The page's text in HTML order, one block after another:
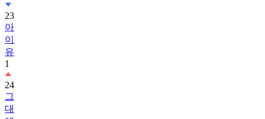
23
아
이
유
1
24
그
대